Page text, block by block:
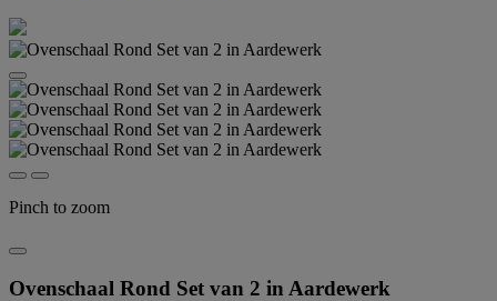
Pinch to zoom
Ovenschaal Rond Set van 2 in Aardewerk